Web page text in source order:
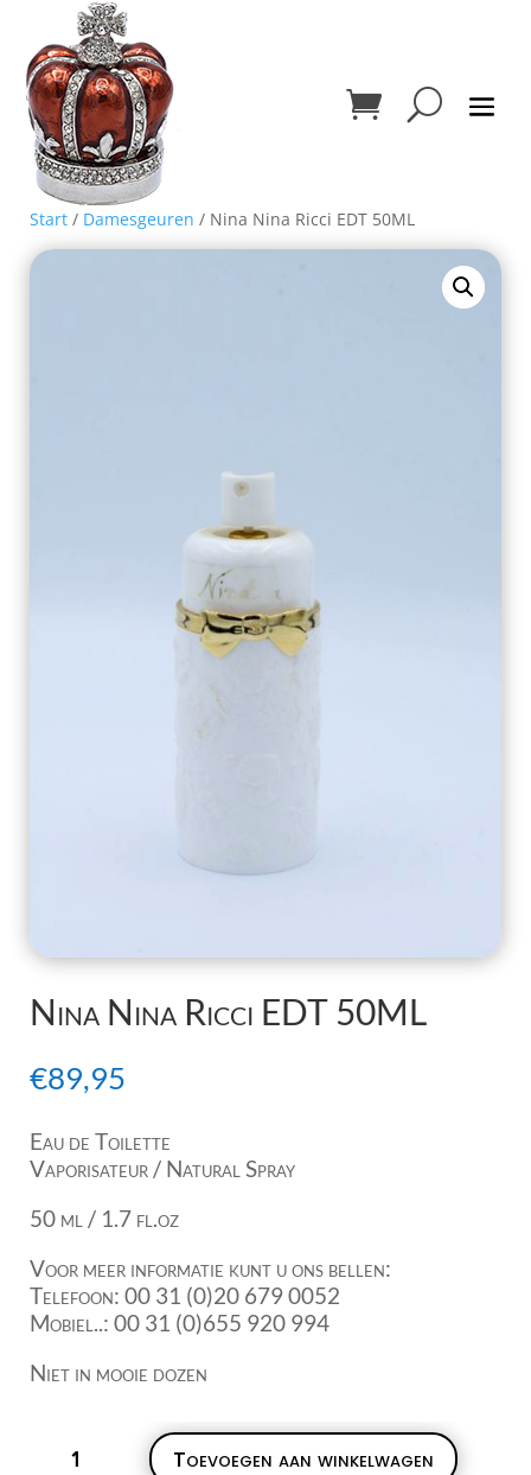
Start / Damesgeuren / Nina Nina Ricci EDT 50ML
Nina Nina Ricci EDT 50ML
€89,95
Eau de Toilette
Vaporisateur / Natural Spray
50 ml / 1.7 fl.oz
Voor meer informatie kunt u ons bellen:
Telefoon: 00 31 (0)20 679 0052
Mobiel..: 00 31 (0)655 920 994
Niet in mooie dozen
Toevoegen aan winkelwagen